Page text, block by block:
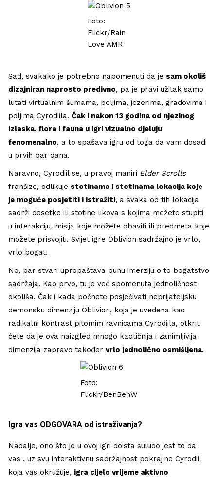
Foto:
Flickr/Rain
Love AMR
Sad, svakako je potrebno napomenuti da je sam okoliš
dizajniran naprosto predivno, pa je pravi užitak samo
lutati virtualnim šumama, poljima, jezerima, gradovima i
poljima Cyrodiila.Čak i nakon 13 godina od njezinog
izlaska, flora i fauna u igri vizualno djeluju
fenomenalno, a to spašava igru od toga da vam dosadi
u prvih par dana.
Naravno, Cyrodiil se, u pravoj maniri Elder Scrolls
franšize, odlikuje stotinama i stotinama lokacija koje
je moguće posjetiti i istražiti, a svaka od tih lokacija
sadrži desetke ili stotine likova s kojima možete stupiti
u interakciju, misija koje možete obaviti ili predmeta koje
možete prisvojiti. Svijet igre Oblivion sadržajno je vrlo,
vrlo bogat.
No, par stvari upropaštava punu imerziju o to bogatstvo
sadržaja. Kao prvo, tu je već spomenuta jednoličnost
okoliša. Čak i kada počnete posjećivati neprijateljsku
demonsku dimenziju Oblivion, koja je uvedena kao
radikalni kontrast pitomim ravnicama Cyrodiila, otkrit
ćete da je ova naizgled mnogo kaotičnija i zanimljivija
dimenzija zapravo takođervrlo jednolično osmišljena.
Foto:
Flickr/BenBenW
Igra vas ODGOVARA od istraživanja?
Nadalje, ono što je u ovoj igri doista suludo jest to da
vas , uz svu interaktivnu sadržajnost pokrajine Cyrodiil
koja vas okružuje, igra cijelo vrijeme aktivno